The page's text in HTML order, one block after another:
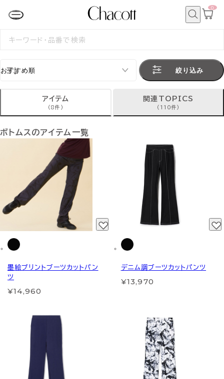
カ
0
検
絞り込み
アイテム
(8件)
関連TOPICS
(110件)
ボトムスのアイテム一覧
墨絵プリントブーツカットパン
ツ
¥14,960
デニム調ブーツカットパンツ
¥13,970